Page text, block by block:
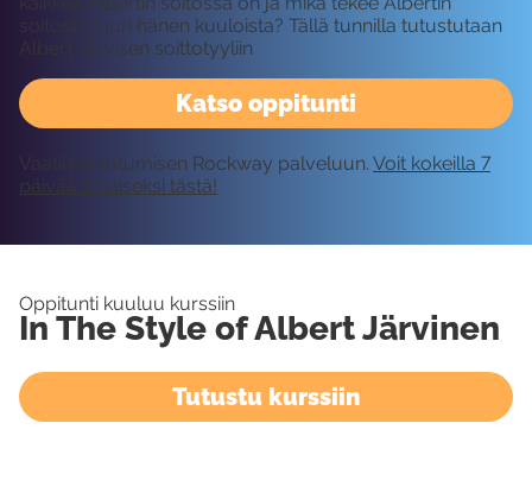
Katso oppitunti
soitosta juuri hänen kuuloista? Tällä tunnilla tutustutaan
Albert Järvisen soittotyyliin
Vaatii kirjautumisen Rockway palveluun. Voit kokeilla 7
päivää ilmaiseksi tästä!
Oppitunti kuuluu kurssiin
In The Style of Albert Järvinen
Tutustu kurssiin